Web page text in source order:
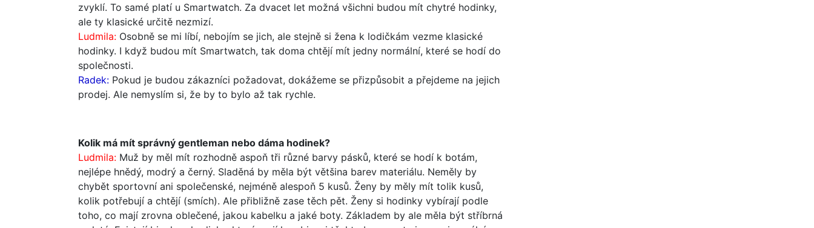
zvyklí. To samé platí u Smartwatch. Za dvacet let možná všichni budou mít chytré hodinky,
ale ty klasické určitě nezmizí.
Ludmila: Osobně se mi líbí, nebojím se jich, ale stejně si žena k lodičkám vezme klasické
hodinky. I když budou mít Smartwatch, tak doma chtějí mít jedny normální, které se hodí do
společnosti.
Radek: Pokud je budou zákazníci požadovat, dokážeme se přizpůsobit a přejdeme na jejich
prodej. Ale nemyslím si, že by to bylo až tak rychle.
Kolik má mít správný gentleman nebo dáma hodinek?
Ludmila: Muž by měl mít rozhodně aspoň tři různé barvy pásků, které se hodí k botám,
nejlépe hnědý, modrý a černý. Sladěná by měla být většina barev materiálu. Neměly by
chybět sportovní ani společenské, nejméně alespoň 5 kusů. Ženy by měly mít tolik kusů,
kolik potřebují a chtějí (smích). Ale přibližně zase těch pět. Ženy si hodinky vybírají podle
toho, co mají zrovna oblečené, jakou kabelku a jaké boty. Základem by ale měla být stříbrná